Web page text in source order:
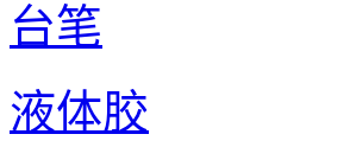
台笔
液体胶